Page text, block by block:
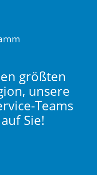
größten
unsere
Teams
Sie!